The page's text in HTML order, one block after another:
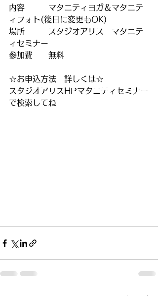
内容　　　マタニティヨガ＆マタニテ
ィフォト(後日に変更もOK)
場所　　　スタジオアリス　マタニテ
ィセミナー
参加費　　無料
☆お申込方法　詳しくは☆
スタジオアリスHPマタニティセミナー
で検索してね